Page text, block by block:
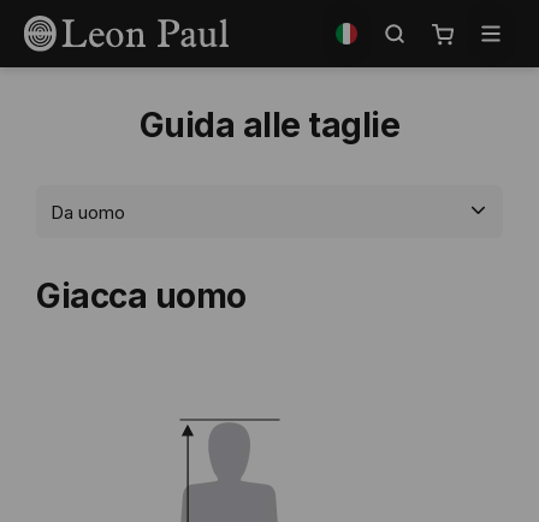
Salta
contenuto
negozio
Carrello
Guida alle taglie
Giacca uomo